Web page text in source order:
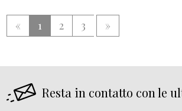
« 1 2 3 »
Resta in contatto con le